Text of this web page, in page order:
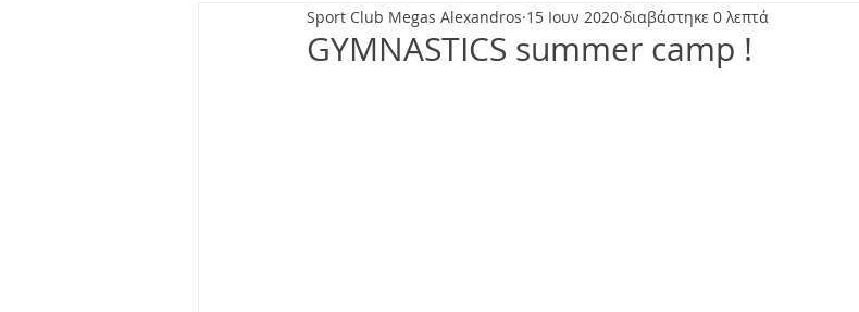
Διάφορες εκδηλώσεις Ανακοινώσεις
GYMNASTICS summer camp !
Sport Club Megas Alexandros 15 Ιουν 2020 διαβάστηκε 0 λεπτά